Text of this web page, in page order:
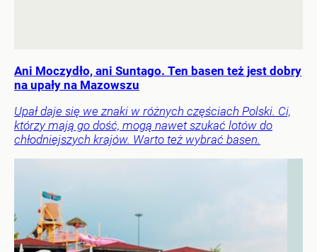
Ani Moczydło, ani Suntago. Ten basen też jest dobry
na upały na Mazowszu
Upał daje się we znaki w różnych częściach Polski. Ci,
którzy mają go dość, mogą nawet szukać lotów do
chłodniejszych krajów. Warto też wybrać basen.